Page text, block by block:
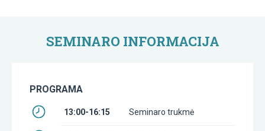
SEMINARO INFORMACIJA
PROGRAMA
13:00-16:15 Seminaro trukmė